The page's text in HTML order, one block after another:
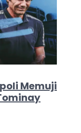
Memuji